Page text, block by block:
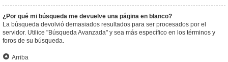
¿Por qué mi búsqueda me devuelve una página en blanco?
La búsqueda devolvió demasiados resultados para ser procesados por el
servidor. Utilice "Búsqueda Avanzada" y sea más específico en los términos y
foros de su búsqueda.
Arriba